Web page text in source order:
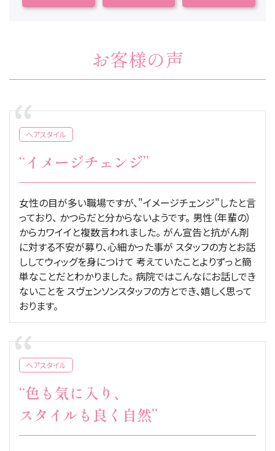
お客様の声
ヘアスタイル
“イメージチェンジ”
女性の目が多い職場ですが、"イメージチェンジ"したと言
っており、 かつらだと分からないようです。 男性（年輩の）
からカワイイと複数言われました。 がん宣告と抗がん剤
に対する不安が募り、心細かった事が スタッフの方とお話
ししてウィッグを身につけて 考えていたことよりずっと簡
単なことだとわかりました。 病院ではこんなにお話しでき
ないことを スヴェンソンスタッフの方とでき、嬉しく思って
おります。
ヘアスタイル
“色も気に入り、
スタイルも良く自然”